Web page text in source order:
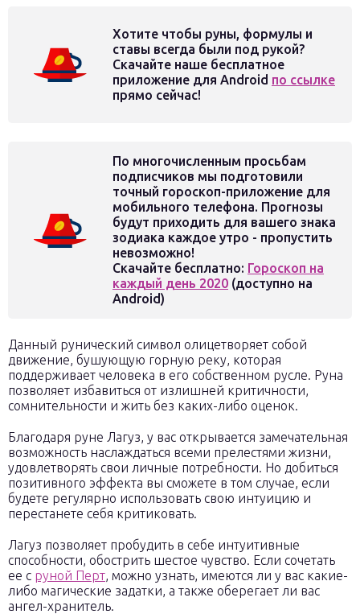
Хотите чтобы руны, формулы и
ставы всегда были под рукой?
Скачайте наше бесплатное
приложение для Android по ссылке
прямо сейчас!
По многочисленным просьбам
подписчиков мы подготовили
точный гороскоп-приложение для
мобильного телефона. Прогнозы
будут приходить для вашего знака
зодиака каждое утро - пропустить
невозможно!
Скачайте бесплатно: Гороскоп на
каждый день 2020 (доступно на
Android)
Данный рунический символ олицетворяет собой
движение, бушующую горную реку, которая
поддерживает человека в его собственном русле. Руна
позволяет избавиться от излишней критичности,
сомнительности и жить без каких-либо оценок.
Благодаря руне Лагуз, у вас открывается замечательная
возможность наслаждаться всеми прелестями жизни,
удовлетворять свои личные потребности. Но добиться
позитивного эффекта вы сможете в том случае, если
будете регулярно использовать свою интуицию и
перестанете себя критиковать.
Лагуз позволяет пробудить в себе интуитивные
способности, обострить шестое чувство. Если сочетать
ее с руной Перт, можно узнать, имеются ли у вас какие-
либо магические задатки, а также оберегает ли вас
ангел-хранитель.